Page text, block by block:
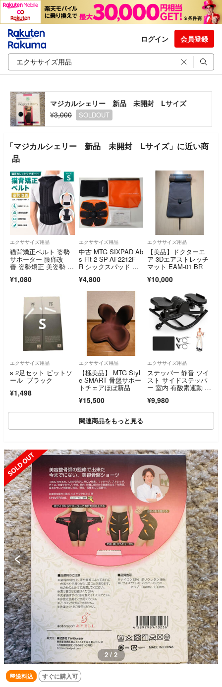
ログイン 会員登録
マジカルシェリー 新品 未開封 Lサイズ
¥3,000
SOLDOUT
「マジカルシェリー 新品 未開封 Lサイズ」に近い商
品
エクササイズ用品
猫背矯正ベルト 姿勢
サポーター 腰痛改
善 姿勢矯正 美姿勢 肩
¥1,080
エクササイズ用品
中古 MTG SIXPAD Ab
s Fit 2 SP-AF2212F-
R シックスパッド ア
¥4,800
エクササイズ用品
【美品】ドクターエ
ア 3Dエアストレッチ
マット EAM-01 BR
¥10,000
エクササイズ用品
s 2足セット ピットソ
ール ブラック
¥1,498
エクササイズ用品
【極美品】 MTG Styl
e SMART 骨盤サポー
トチェアほぼ新品
¥15,500
エクササイズ用品
ステッパー 静音 ツイ
スト サイドステッパ
ー 室内 有酸素運動 足
¥9,980
関連商品をもっと見る
SOLD OUT
1 / 2
送料込 すぐに購入可